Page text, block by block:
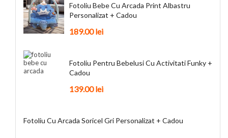
Fotoliu Bebe Cu Arcada Print Albastru
Personalizat + Cadou
189.00lei
Fotoliu Pentru Bebelusi Cu Activitati Funky +
Cadou
139.00lei
Fotoliu Cu Arcada Soricel Gri Personalizat + Cadou